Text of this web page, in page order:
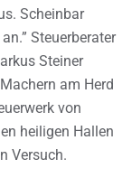
Scheinbar
Steuerberater
Steiner
am Herd
von
heiligen Hallen
Versuch.